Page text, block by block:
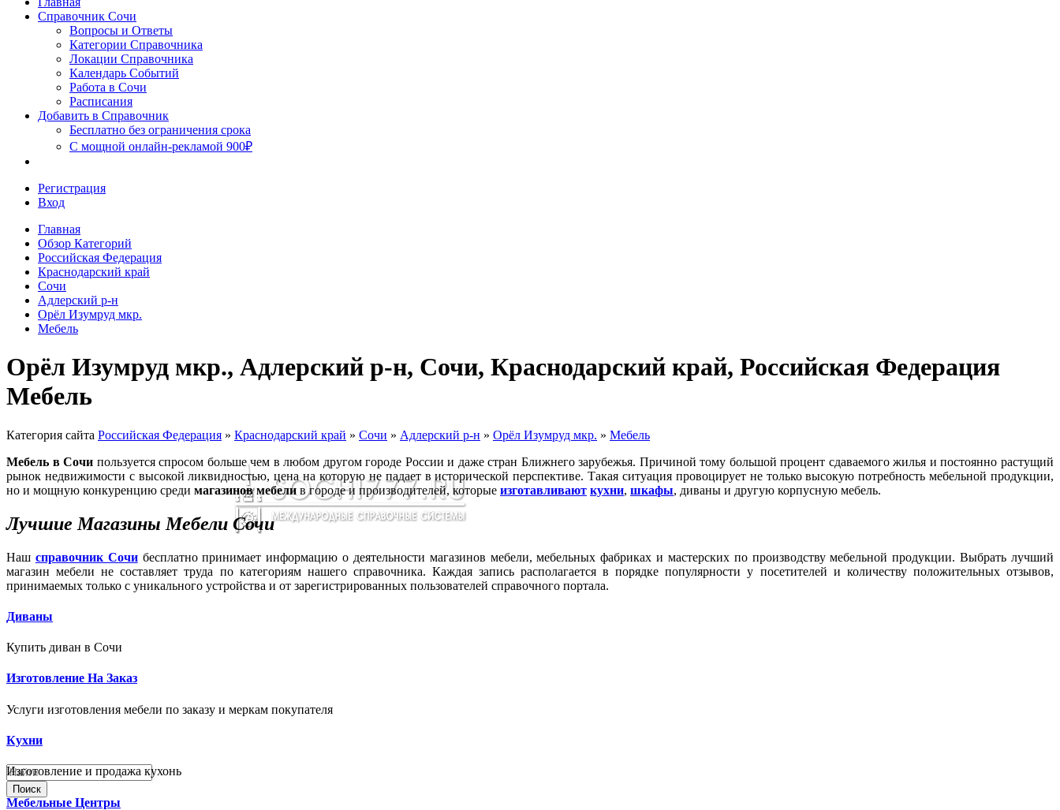
Сочи
Поиск
Справочник Сочи
Вопросы и Ответы
Категории Справочника
Локации Справочника
Календарь Событий
Работа в Сочи
Расписания
Добавить в Справочник
Бесплатно без ограничения срока
С мощной онлайн-рекламой 900₽
Регистрация
Вход
Главная
Обзор Категорий
Российская Федерация
Краснодарский край
Сочи
Адлерский р-н
Орёл Изумруд мкр.
Мебель
Орёл Изумруд мкр., Адлерский р-н, Сочи, Краснодарский край, Российская Федерация
Мебель
Категория сайта Российская Федерация » Краснодарский край » Сочи » Адлерский р-н » Орёл Изумруд мкр. » Мебель
Мебель в Сочи пользуется спросом больше чем в любом другом городе России и даже стран Ближнего зарубежья. Причиной тому большой процент сдаваемого жилья и постоянно растущий
рынок недвижимости с высокой ликвидностью, цена на которую не падает в исторической перспективе. Такая ситуация провоцирует не только высокую потребность мебельной продукции,
но и мощную конкуренцию среди магазинов мебели в городе и производителей, которые изготавливают кухни, шкафы, диваны и другую корпусную мебель.
Лучшие Магазины Мебели Сочи
Наш справочник Сочибесплатно принимает информацию о деятельности магазинов мебели, мебельных фабриках и мастерских по производству мебельной продукции. Выбрать лучший
магазин мебели не составляет труда по категориям нашего справочника. Каждая запись располагается в порядке популярности у посетителей и количеству положительных отзывов,
принимаемых только с уникального устройства и от зарегистрированных пользователей справочного портала.
Диваны
Купить диван в Сочи
Изготовление На Заказ
Услуги изготовления мебели по заказу и меркам покупателя
Кухни
Изготовление и продажа кухонь
Мебельные Центры